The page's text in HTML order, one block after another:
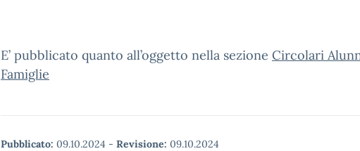
E’ pubblicato quanto all’oggetto nella sezione Circolari
Famiglie
Pubblicato: 09.10.2024 - Revisione: 09.10.2024